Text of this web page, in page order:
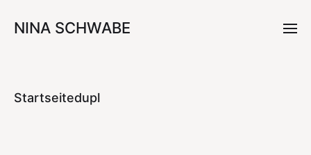
NINA SCHWABE
Startseitedupl